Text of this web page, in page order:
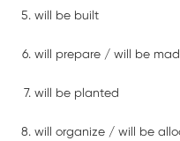
will be built
will prepare / will be
will be planted
will organize / will be